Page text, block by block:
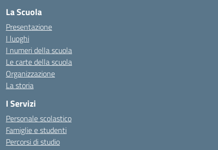
La Scuola
Presentazione
I luoghi
I numeri della scuola
Le carte della scuola
Organizzazione
La storia
I Servizi
Personale scolastico
Famiglie e studenti
Percorsi di studio